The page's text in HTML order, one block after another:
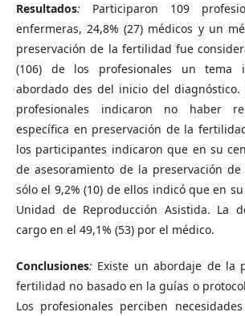
Resultados: Participaron 109
enfermeras, 24,8% (27) médicos y un
preservación de la fertilidad fue
(106) de los profesionales un tema
abordado des del inicio del diagnóstico.
profesionales indicaron no haber
específica en preservación de la
los participantes indicaron que en su
de asesoramiento de la preservación
sólo el 9,2% (10) de ellos indicó que en
Unidad de Reproducción Asistida. La
cargo en el 49,1% (53) por el médico.
Conclusiones: Existe un abordaje de la
fertilidad no basado en la guías o
Los profesionales perciben